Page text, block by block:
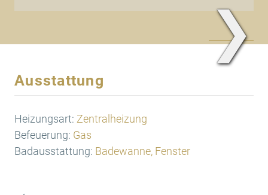
❯
Ausstattung
Heizungsart: Zentralheizung
Befeuerung: Gas
Badausstattung: Badewanne, Fenster